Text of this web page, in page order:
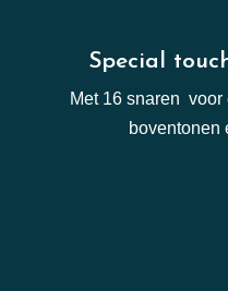
Special
Met 16 snaren
boventonen